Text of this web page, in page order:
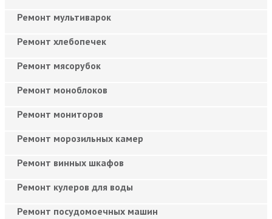
Ремонт мультиварок
Ремонт хлебопечек
Ремонт мясорубок
Ремонт моноблоков
Ремонт мониторов
Ремонт морозильных камер
Ремонт винных шкафов
Ремонт кулеров для воды
Ремонт посудомоечных машин